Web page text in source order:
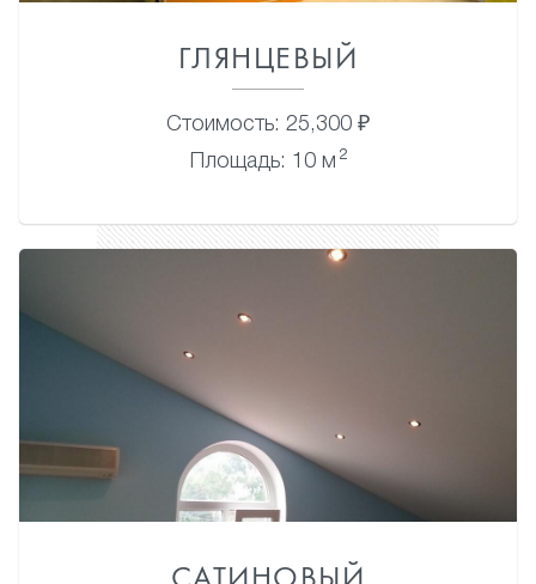
ГЛЯНЦЕВЫЙ
Стоимость: 25,300 ₽
Площадь: 10 м 2